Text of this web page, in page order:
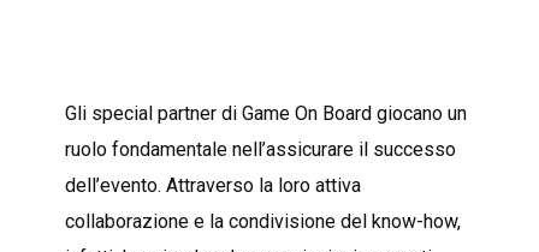
Gli special partner di Game On Board giocano un
ruolo fondamentale nell’assicurare il successo
dell’evento. Attraverso la loro attiva
collaborazione e la condivisione del know-how,